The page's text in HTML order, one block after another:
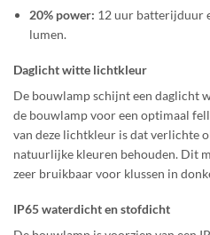
20% power: 12 uur batterijduur
lumen.
Daglicht witte lichtkleur
De bouwlamp schijnt een daglicht
de bouwlamp voor een optimaal
van deze lichtkleur is dat verlichte
natuurlijke kleuren behouden. Dit
zeer bruikbaar voor klussen in
IP65 waterdicht en stofdicht